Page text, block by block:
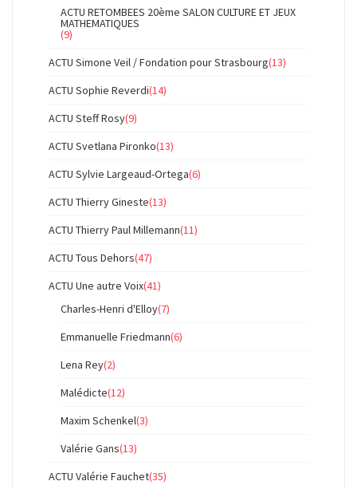
ACTU RETOMBEES 20ème SALON CULTURE ET JEUX
MATHEMATIQUES
(9)
ACTU Simone Veil / Fondation pour Strasbourg(13)
ACTU Sophie Reverdi(14)
ACTU Steff Rosy(9)
ACTU Svetlana Pironko(13)
ACTU Sylvie Largeaud-Ortega(6)
ACTU Thierry Gineste(13)
ACTU Thierry Paul Millemann(11)
ACTU Tous Dehors(47)
ACTU Une autre Voix(41)
Charles-Henri d'Elloy(7)
Emmanuelle Friedmann(6)
Lena Rey(2)
Malédicte(12)
Maxim Schenkel(3)
Valérie Gans(13)
ACTU Valérie Fauchet(35)